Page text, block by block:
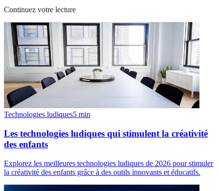
Continuez votre lecture
Technologies ludiques5 min
Les technologies ludiques qui stimulent la créativité
des enfants
Explorez les meilleures technologies ludiques de 2026 pour stimuler
la créativité des enfants grâce à des outils innovants et éducatifs.